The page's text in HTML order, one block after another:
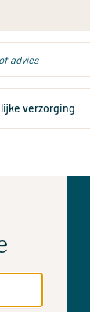
verzorging